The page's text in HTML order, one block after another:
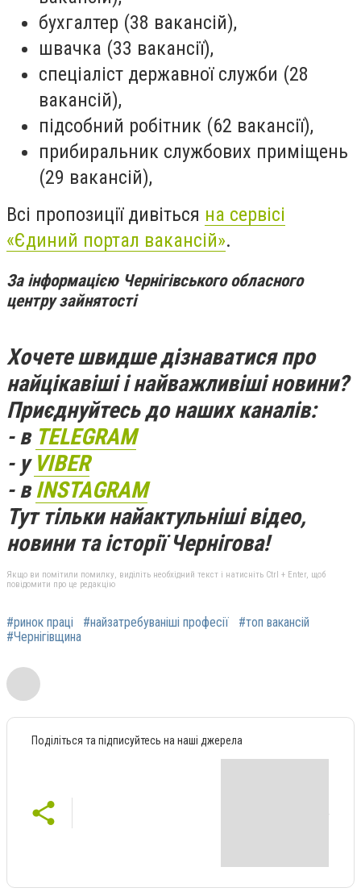
бухгалтер (38 вакансій),
швачка (33 вакансії),
спеціаліст державної служби (28
вакансій),
підсобний робітник (62 вакансії),
прибиральник службових приміщень
(29 вакансій),
Всі пропозиції дивіться на сервісі
«Єдиний портал вакансій».
За інформацією Чернігівського обласного
центру зайнятості
Хочете швидше дізнаватися про
найцікавіші і найважливіші новини?
Приєднуйтесь до наших каналів:
- в TELEGRAM
- у VIBER
- вINSTAGRAM
Тут тільки найактульніші відео,
новини та історії Чернігова!
Якщо ви помітили помилку, виділіть необхідний текст і натисніть Ctrl + Enter, щоб
повідомити про це редакцію
#ринок праці #найзатребуваніші професії
#топ вакансій
#Чернігівщина
Поділіться та підписуйтесь на наші джерела